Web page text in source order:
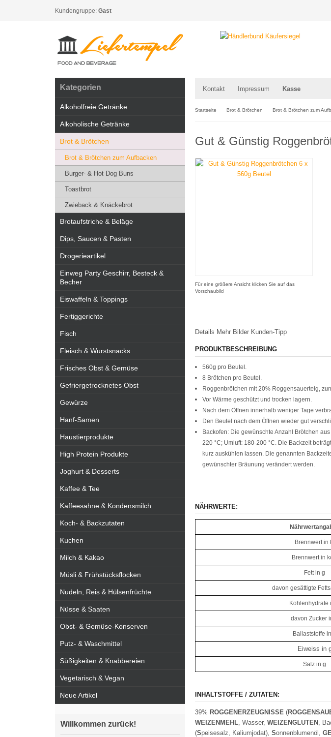
Kundengruppe: Gast
Kontakt Impressum Kasse
Startseite Brot & Brötchen Brot & Brötchen zum
Gut & Günstig
Für eine größere Ansicht klicken Sie auf das
Vorschaubild
Details Mehr Bilder Kunden-Tipp
PRODUKTBESCHREIBUNG
560g pro Beutel.
8 Brötchen pro Beutel.
Roggenbrötchen mit 20% Roggensauerteig,
Vor Wärme geschützt und trocken lagern.
Nach dem Öffnen innerhalb weniger Tage
Den Beutel nach dem Öffnen wieder gut
Backofen: Die gewünschte Anzahl Brötchen
220 °C; Umluft: 180-200 °C. Die Backzeit
kurz auskühlen lassen. Die genannten
gewünschter Bräunung verändert werden.
NÄHRWERTE:
Brennwert in
Brennwert in
Fett in g
davon gesättigte
Kohlenhydrate
davon Zucker
Ballaststoffe
Eiweiss in
Salz in g
INHALTSTOFFE / ZUTATEN:
39% ROGGENERZEUGNI SS E (ROGGENS
WEIZENMEHL, Wasser, WEIZENGLUTEN ,
(Speisesalz, Kaliumjodat), Sonnenblumenöl,
Kategorien
Alkoholfreie Getränke
Alkoholische Getränke
Brot & Brötchen
Brot & Brötchen zum Aufbacken
Burger- & Hot Dog Buns
Toastbrot
Zwieback & Knäckebrot
Brotaufstriche & Beläge
Dips, Saucen & Pasten
Drogerieartikel
Einweg Party Geschirr, Besteck &
Becher
Eiswaffeln & Toppings
Fertiggerichte
Fisch
Fleisch & Wurstsnacks
Frisches Obst & Gemüse
Gefriergetrocknetes Obst
Gewürze
Hanf-Samen
Haustierprodukte
High Protein Produkte
Joghurt & Desserts
Kaffee & Tee
Kaffeesahne & Kondensmilch
Koch- & Backzutaten
Kuchen
Milch & Kakao
Müsli & Frühstücksflocken
Nudeln, Reis & Hülsenfrüchte
Nüsse & Saaten
Obst- & Gemüse-Konserven
Putz- & Waschmittel
Süßigkeiten & Knabbereien
Vegetarisch & Vegan
Neue Artikel
Willkommen zurück!